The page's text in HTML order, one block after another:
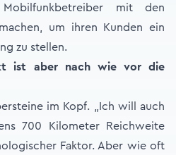
mit den
um ihren Kunden ein
zu stellen.
ist aber nach wie vor die
im Kopf. „Ich will auch
700 Kilometer Reichweite
Faktor. Aber wie oft